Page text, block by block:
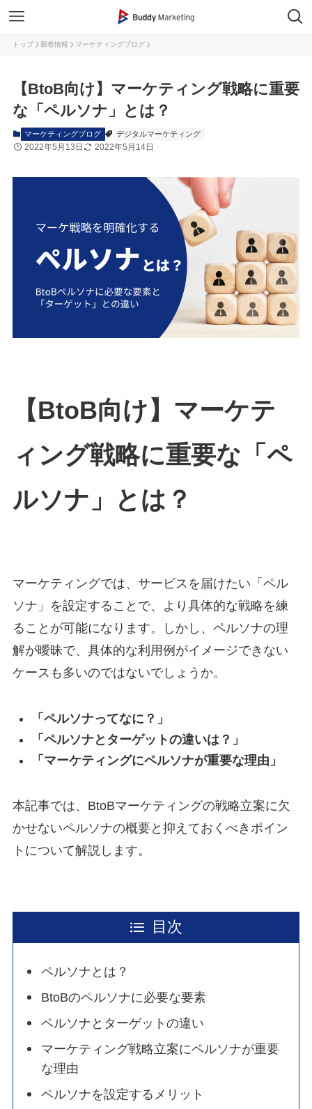
トップ 新着情報 マーケティングブログ
【BtoB向け】マーケティング戦略に重要
な「ペルソナ」とは？
マーケティングブログ デジタルマーケティング
2022年5月13日 2022年5月14日
【BtoB向け】マーケテ
ィング戦略に重要な「ペ
ルソナ」とは？
マーケティングでは、サービスを届けたい「ペル
ソナ」を設定することで、より具体的な戦略を練
ることが可能になります。しかし、ペルソナの理
解が曖昧で、具体的な利用例がイメージできない
ケースも多いのではないでしょうか。
「ペルソナってなに？」
「ペルソナとターゲットの違いは？」
「マーケティングにペルソナが重要な理由」
本記事では、BtoBマーケティングの戦略立案に欠
かせないペルソナの概要と抑えておくべきポイン
トについて解説します。
目次
ペルソナとは？
BtoBのペルソナに必要な要素
ペルソナとターゲットの違い
マーケティング戦略立案にペルソナが重要
な理由
ペルソナを設定するメリット